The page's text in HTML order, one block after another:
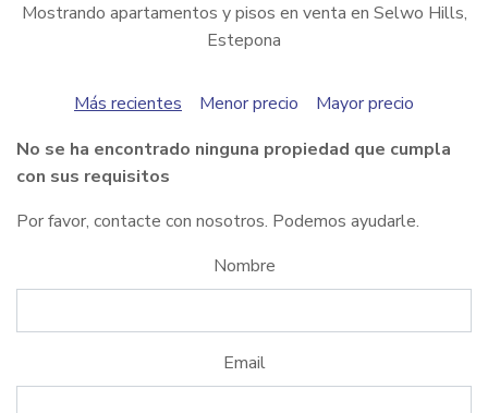
Mostrando apartamentos y pisos en venta en Selwo Hills,
Estepona
Más recientes Menor precio
Mayor precio
No se ha encontrado ninguna propiedad que cumpla
con sus requisitos
Por favor, contacte con nosotros. Podemos ayudarle.
Nombre
Email